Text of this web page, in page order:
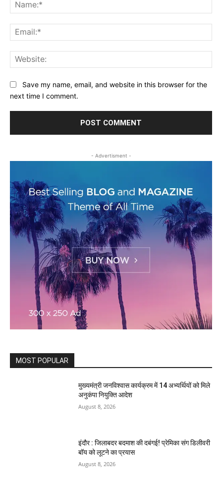
Save my name, email, and website in this browser for the
next time I comment.
- Advertisment -
MOST POPULAR
मुख्यमंत्री जनविश्वास कार्यक्रम में 14 अभ्यर्थियों को मिले
अनुकंपा नियुक्ति आदेश
August 8, 2026
इंदौर : जिलाबदर बदमाश की दबंगई! प्रेमिका संग डिलीवरी
बॉय को लूटने का प्रयास
August 8, 2026